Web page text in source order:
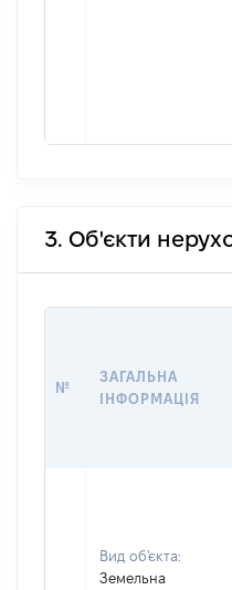
3. Об'єкти
№
ЗАГАЛЬНА
ІНФОРМАЦІЯ
Вид об'єкта:
Земельна